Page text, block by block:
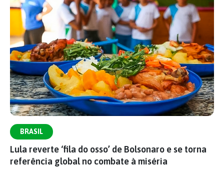
BRASIL
Lula reverte ‘fila do osso’ de Bolsonaro e se torna
referência global no combate à miséria